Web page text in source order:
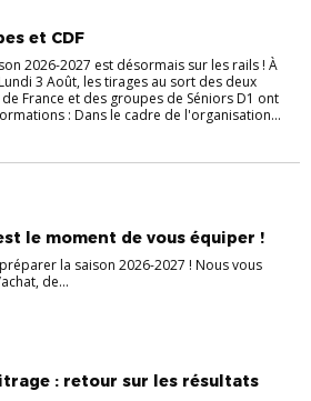
et CDF
2026-2027 est désormais sur les rails ! À
3 Août, les tirages au sort des deux
France et des groupes de Séniors D1 ont
: Dans le cadre de l'organisation...
le moment de vous équiper !
la saison 2026-2027 ! Nous vous
de...
: retour sur les résultats